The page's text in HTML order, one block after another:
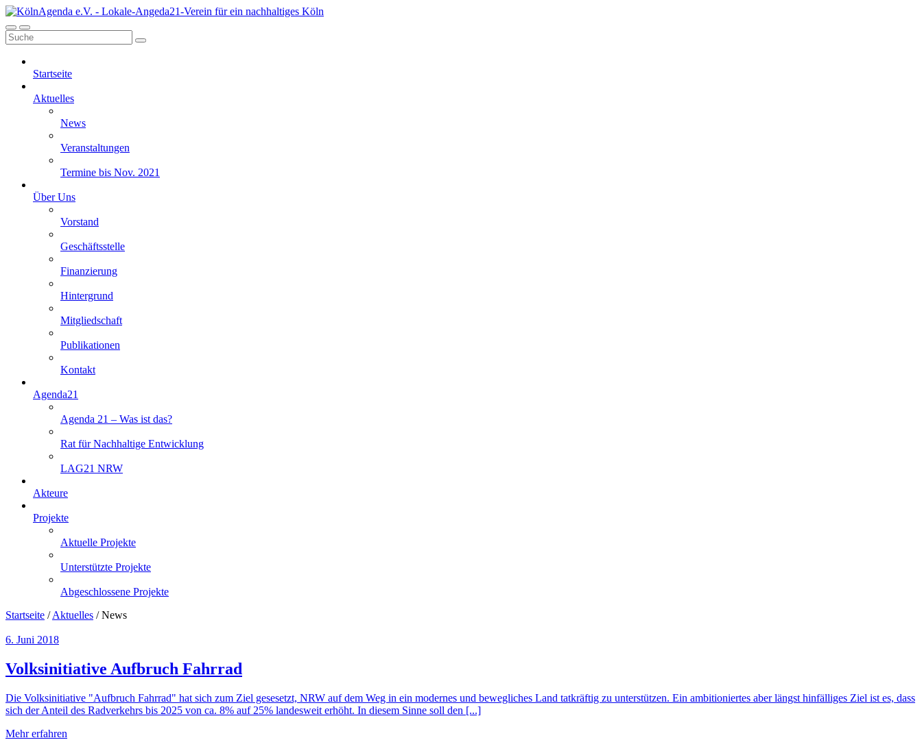
Startseite
Aktuelles
News
Veranstaltungen
Termine bis Nov. 2021
Über Uns
Vorstand
Geschäftsstelle
Finanzierung
Hintergrund
Mitgliedschaft
Publikationen
Kontakt
Agenda21
Agenda 21 – Was ist das?
Rat für Nachhaltige Entwicklung
LAG21 NRW
Akteure
Projekte
Aktuelle Projekte
Unterstützte Projekte
Abgeschlossene Projekte
Startseite /Aktuelles /News
6. Juni 2018
Volksinitiative Aufbruch Fahrrad
Die Volksinitiative "Aufbruch Fahrrad" hat sich zum Ziel gesesetzt, NRW auf dem Weg in ein modernes und bewegliches Land tatkräftig zu unterstützen. Ein ambitioniertes aber längst hinfälliges Ziel ist es, dass
sich der Anteil des Radverkehrs bis 2025 von ca. 8% auf 25% landesweit erhöht. In diesem Sinne soll den [...]
Mehr erfahren